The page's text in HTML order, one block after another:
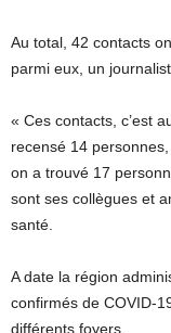
Au total, 42 contacts
parmi eux, un
« Ces contacts, c’est
recensé 14
on a trouvé 17
sont ses collègues et
santé.
A date la région
confirmés de COVID-
différents foyers.